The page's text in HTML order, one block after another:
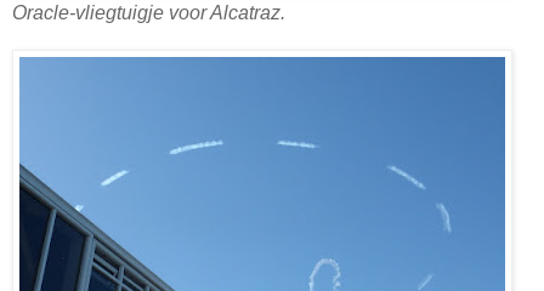
Oracle-vliegtuigje voor Alcatraz.